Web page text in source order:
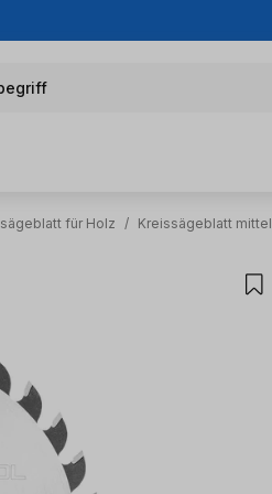
für Holz / Kreissägeblatt mittel